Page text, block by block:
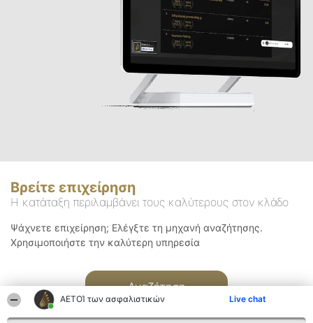
ΑΕΤΟΊ των ασφαλιστικών Live chat
Βρείτε επιχείρηση
Η κατάταξη περιλαμβάνει τους καλύτερους στον κλάδο
Ψάχνετε επιχείρηση; Ελέγξτε τη μηχανή αναζήτησης.
Χρησιμοποιήστε την καλύτερη υπηρεσία
Αναζήτηση